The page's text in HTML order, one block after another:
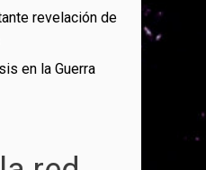
revelación de
en la Guerra